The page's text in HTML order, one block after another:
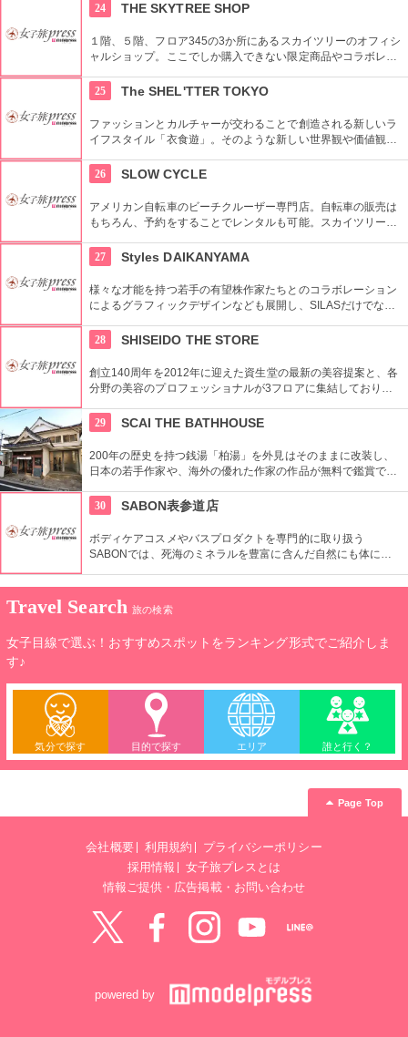
24
THE SKYTREE SHOP
１階、５階、フロア345の3か所にあるスカイツリーのオフィシ
ャルショップ。ここでしか購入できない限定商品やコラボレー
日本一高いところでの購入として記念に残る思い出に！
25 The SHEL'TTER TOKYO
ファッションとカルチャーが交わることで創造される新しいラ
イフスタイル「衣食遊」。そのような新しい世界観や価値観を
ど幅広い商品を扱っている。
26 SLOW CYCLE
アメリカン自転車のビーチクルーザー専門店。自転車の販売は
もちろん、予約をすることでレンタルも可能。スカイツリーや
フェをオープンし、注目を集めている。
27 Styles DAIKANYAMA
様々な才能を持つ若手の有望株作家たちとのコラボレーション
によるグラフィックデザインなども展開し、SILASだけでな
28
SHISEIDO THE STORE
創立140周年を2012年に迎えた資生堂の最新の美容提案と、各
分野の美容のプロフェッショナルが3フロアに集結しており、
ベントなどのイベントをしているのでチェックしよう。
29 SCAI THE BATHHOUSE
200年の歴史を持つ銭湯「柏湯」を外見はそのままに改装し、
日本の若手作家や、海外の優れた作家の作品が無料で鑑賞でき
30
SABON表参道店
ボディケアコスメやバスプロダクトを専門的に取り扱う
SABONでは、死海のミネラルを豊富に含んだ自然にも体にも
Travel Search 旅の検索
女子目線で選ぶ！おすすめスポットをランキング形式でご紹介しま
す♪
気分で探す 目的で探す エリア 誰と行く？
Page Top
会社概要 利用規約
プライバシーポリシー
採用情報
女子旅プレスとは
情報ご提供・広告掲載・お問い合わせ
powered by